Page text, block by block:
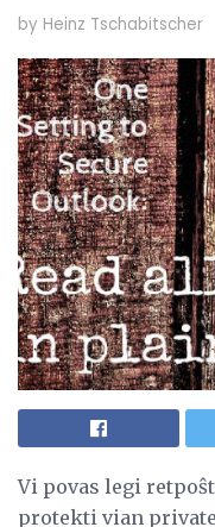
by Heinz Tschabitscher
Vi povas legi
protekti vian